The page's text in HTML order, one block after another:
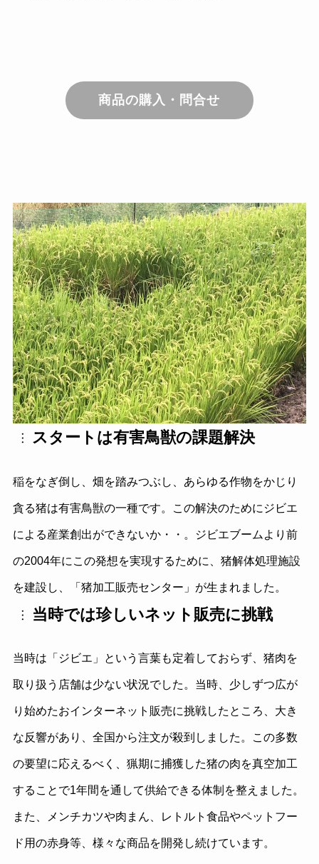
商品の購入・問合せ
スタートは有害鳥獣の課題解決
稲をなぎ倒し、畑を踏みつぶし、あらゆる作物をかじり
貪る猪は有害鳥獣の一種です。この解決のためにジビエ
による産業創出ができないか・・。ジビエブームより前
の2004年にこの発想を実現するために、猪解体処理施設
を建設し、「猪加工販売センター」が生まれました。
当時では珍しいネット販売に挑戦
当時は「ジビエ」という言葉も定着しておらず、猪肉を
取り扱う店舗は少ない状況でした。当時、少しずつ広が
り始めたおインターネット販売に挑戦したところ、大き
な反響があり、全国から注文が殺到しました。この多数
の要望に応えるべく、猟期に捕獲した猪の肉を真空加工
することで1年間を通して供給できる体制を整えました。
また、メンチカツや肉まん、レトルト食品やペットフー
ド用の赤身等、様々な商品を開発し続けています。